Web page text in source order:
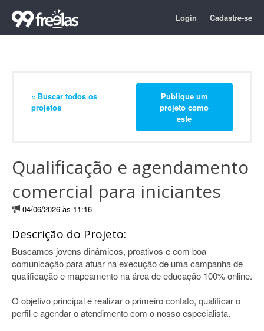
Login Cadastre-se
« Buscar todos os
projetos
Publique um
projeto como
este
Qualificação e agendamento
comercial para iniciantes
04/06/2026 às 11:16
Descrição do Projeto:
Buscamos jovens dinâmicos, proativos e com boa
comunicação para atuar na execução de uma campanha de
qualificação e mapeamento na área de educação 100% online.
O objetivo principal é realizar o primeiro contato, qualificar o
perfil e agendar o atendimento com o nosso especialista.